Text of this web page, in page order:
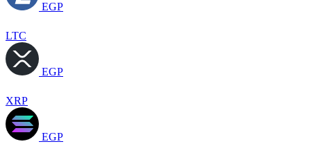
EGP
LTC
EGP
XRP
EGP